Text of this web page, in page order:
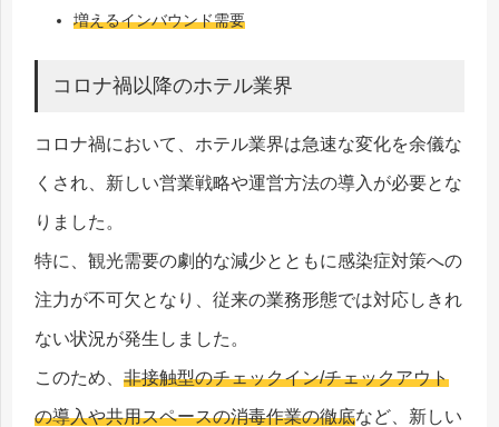
増えるインバウンド需要
コロナ禍以降のホテル業界
コロナ禍において、ホテル業界は急速な変化を余儀な
くされ、新しい営業戦略や運営方法の導入が必要とな
りました。
特に、観光需要の劇的な減少とともに感染症対策への
注力が不可欠となり、従来の業務形態では対応しきれ
ない状況が発生しました。
このため、非接触型のチェックイン/チェックアウト
の導入や共用スペースの消毒作業の徹底など、新しい